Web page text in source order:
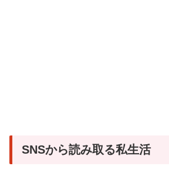
SNSから読み取る私生活